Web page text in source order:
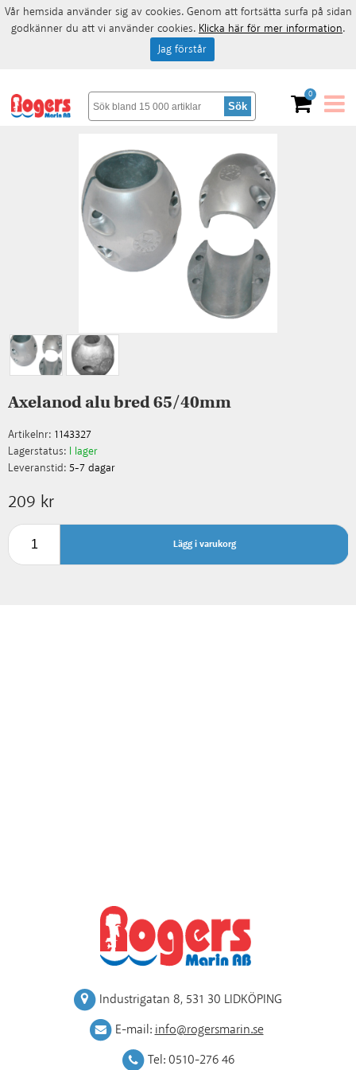
0
Axelanod alu bred 65/40mm
Artikelnr: 1143327
Lagerstatus: I lager
Leveranstid: 5-7 dagar
209 kr
Lägg i varukorg
Industrigatan 8, 531 30 LIDKÖPING
E-mail:info@rogersmarin.se
Tel:0510-276 46
Vår hemsida använder sig av cookies. Genom att fortsätta surfa på sidan
godkänner du att vi använder cookies. Klicka här för mer information.
Jag förstår